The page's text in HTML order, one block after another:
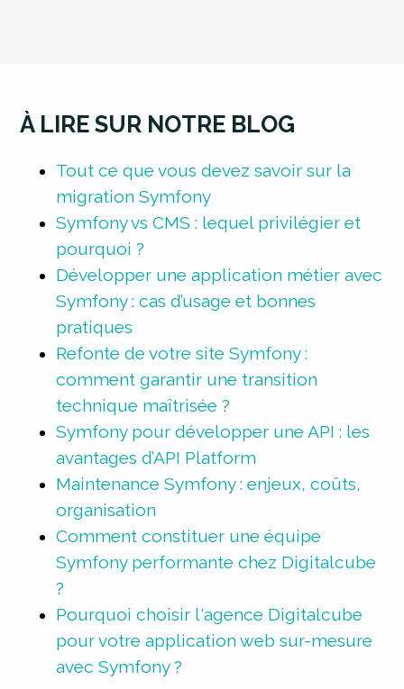
À LIRE SUR NOTRE BLOG
Tout ce que vous devez savoir sur la
migration Symfony
Symfony vs CMS : lequel privilégier et
pourquoi ?
Développer une application métier avec
Symfony : cas d’usage et bonnes
pratiques
Refonte de votre site Symfony :
comment garantir une transition
technique maîtrisée ?
Symfony pour développer une API : les
avantages d’API Platform
Maintenance Symfony : enjeux, coûts,
organisation
Comment constituer une équipe
Symfony performante chez Digitalcube
?
Pourquoi choisir l'agence Digitalcube
pour votre application web sur-mesure
avec Symfony ?